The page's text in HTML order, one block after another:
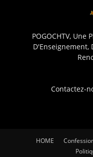
POGOCHTV, Une
D'Enseignement,
Contactez-
HOME